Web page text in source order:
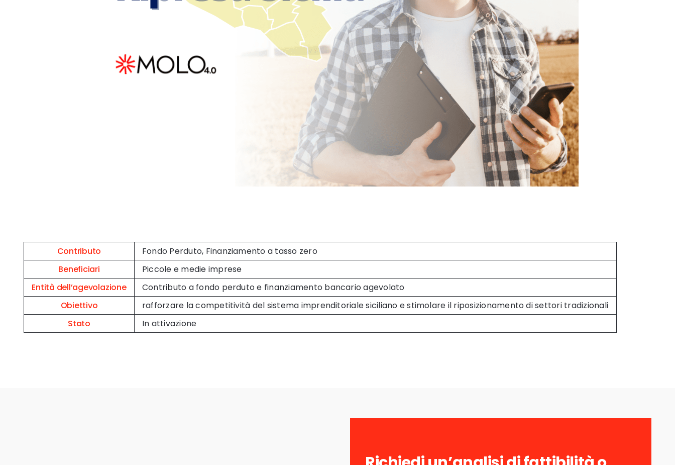
Contributo
Fondo Perduto, Finanziamento a tasso zero
Beneficiari
Piccole e medie imprese
Entità dell’agevolazione
Contributo a fondo perduto e finanziamento bancario agevolato
Obiettivo
rafforzare la competitività del sistema imprenditoriale siciliano e stimolare il riposizionamento di settori tradizionali
Stato
In attivazione